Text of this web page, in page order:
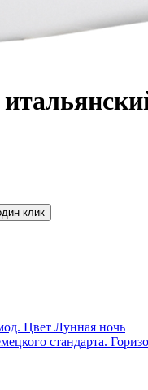
Цвет Лунная ночь
стандарта.